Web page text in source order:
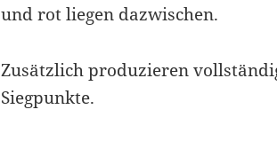
und rot liegen dazwischen.
Zusätzlich produzieren
Siegpunkte.